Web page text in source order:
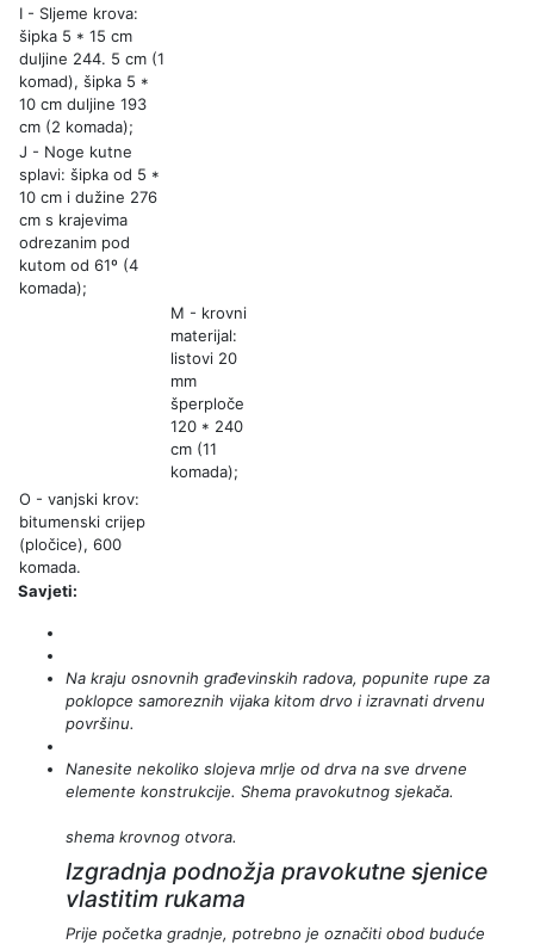
I - Sljeme krova:
šipka 5 * 15 cm
duljine 244. 5 cm (1
komad), šipka 5 *
10 cm duljine 193
cm (2 komada);
J - Noge kutne
splavi: šipka od 5 *
10 cm i dužine 276
cm s krajevima
odrezanim pod
kutom od 61º (4
komada);
M - krovni
materijal:
listovi 20
mm
šperploče
120 * 240
cm (11
komada);
O - vanjski krov:
bitumenski crijep
(pločice), 600
komada.
Savjeti:
Na kraju osnovnih građevinskih radova, popunite rupe za
poklopce samoreznih vijaka kitom drvo i izravnati drvenu
površinu.
Nanesite nekoliko slojeva mrlje od drva na sve drvene
elemente konstrukcije. Shema pravokutnog sjekača.
shema krovnog otvora.
Izgradnja podnožja pravokutne sjenice
vlastitim rukama
Prije početka gradnje, potrebno je označiti obod buduće